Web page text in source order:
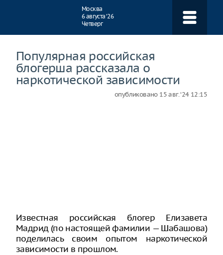
Москва
6 августа ‘26
Четверг
Популярная российская
блогерша рассказала о
наркотической зависимости
опубликовано 15 авг. ‘24 12:15
Известная российская блогер Елизавета
Мадрид (по настоящей фамилии — Шабашова)
поделилась своим опытом наркотической
зависимости в прошлом.